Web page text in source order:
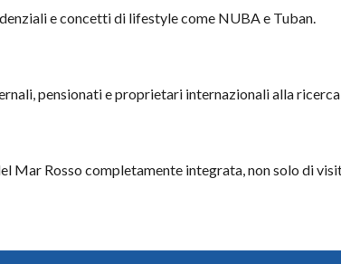
e concetti di lifestyle come NUBA e Tuban.
pensionati e proprietari internazionali alla
Mar Rosso completamente integrata, non solo di